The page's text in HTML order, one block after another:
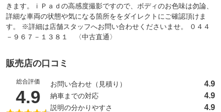
きます。ｉＰａｄの高感度撮影ですので、ボディのお色味は勿論、
詳細な車両の状態や気になる箇所ををダイレクトにご確認頂けま
す。 ※詳細は店舗スタッフへお問い合わせくださいませ。 ０４４
－９６７－１３８１ 〈中古直通〉
販売店の口コミ
総合評価
4.9 （5点満点中）
お問い合わせ（見積り） 4.9
納車までの対応 4.9
説明の分かりやすさ 4.9